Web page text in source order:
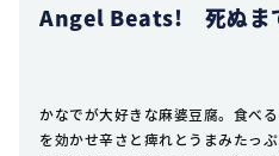
Angel Beats! 死ぬま
かなでが大好きな麻婆豆腐。食べ
を効かせ辛さと痺れとうまみたっ